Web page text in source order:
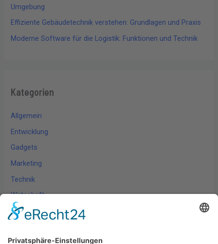
Umgebung
Effiziente Gebäudetechnik verstehen: Grundlagen und Praxis
Moderne Software für die Logistik: Funktionen und Technik
Kategorien
Allgemein
Entwicklung
Gadgets
Marketing
Technik
Wirtschaft
Wissen